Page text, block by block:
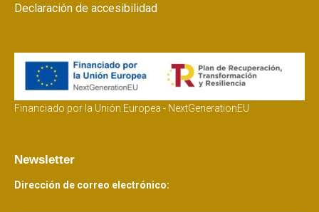
Declaración de accesibilidad
Financiado por la Unión Europea - NextGenerationEU
Newsletter
Dirección de correo electrónico: